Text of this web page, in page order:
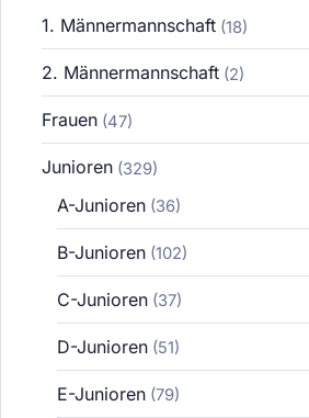
1. Männermannschaft(18)
2. Männermannschaft(2)
Frauen(47)
Junioren(329)
A-Junioren (36)
B-Junioren (102)
C-Junioren (37)
D-Junioren (51)
E-Junioren (79)